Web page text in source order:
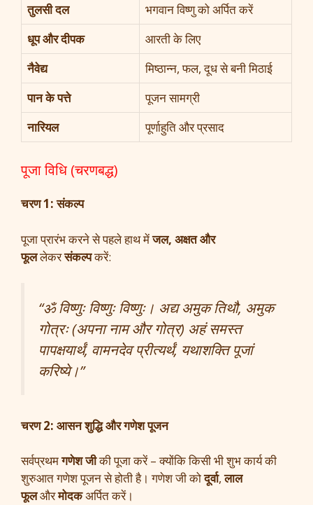
तुलसी दल
भगवान विष्णु को अर्पित करें
धूप और दीपक
आरती के लिए
नैवेद्य
मिष्ठान्न, फल, दूध से बनी मिठाई
पान के पत्ते
पूजन सामग्री
नारियल
पूर्णाहुति और प्रसाद
पूजा विधि (चरणबद्ध)
चरण 1: संकल्प
पूजा प्रारंभ करने से पहले हाथ मेंजल, अक्षत और
फूललेकरसंकल्पकरें:
“ॐ विष्णुः विष्णुः विष्णुः। अद्य अमुक तिथौ, अमुक
गोत्रः (अपना नाम और गोत्र) अहं समस्त
पापक्षयार्थं, वामनदेव प्रीत्यर्थं, यथाशक्ति पूजां
करिष्ये।”
चरण 2: आसन शुद्धि और गणेश पूजन
सर्वप्रथमगणेश जीकी पूजा करें – क्योंकि किसी भी शुभ कार्य की
शुरुआत गणेश पूजन से होती है। गणेश जी कोदूर्वा,लाल
फूलऔरमोदकअर्पित करें।